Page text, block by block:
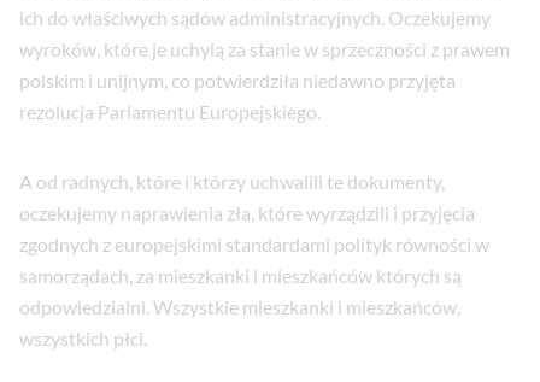
ich do właściwych sądów administracyjnych. Oczekujemy
wyroków, które je uchylą za stanie w sprzeczności z prawem
polskim i unijnym, co potwierdziła niedawno przyjęta
rezolucja Parlamentu Europejskiego.
A od radnych, które i którzy uchwalili te dokumenty,
oczekujemy naprawienia zła, które wyrządzili i przyjęcia
zgodnych z europejskimi standardami polityk równości w
samorządach, za mieszkanki i mieszkańców których są
odpowiedzialni. Wszystkie mieszkanki i mieszkańców,
wszystkich płci.